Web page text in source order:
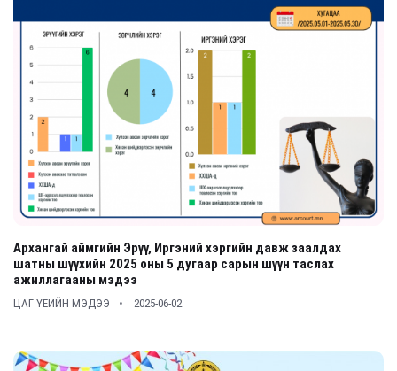
Архангай аймгийн Эрүү, Иргэний хэргийн давж заалдах
шатны шүүхийн 2025 оны 5 дугаар сарын шүүн таслах
ажиллагааны мэдээ
ЦАГ ҮЕИЙН МЭДЭЭ 2025-06-02